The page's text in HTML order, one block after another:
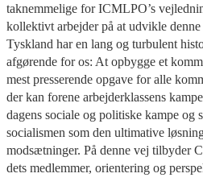
taknemmelige for ICMLPO’s
kollektivt arbejder på at udvikle
Tyskland har en lang og turbulent
afgørende for os: At opbygge et
mest presserende opgave for alle
der kan forene arbejderklassens
dagens sociale og politiske kampe og
socialismen som den ultimative
modsætninger. På denne vej tilbyder
dets medlemmer, orientering og